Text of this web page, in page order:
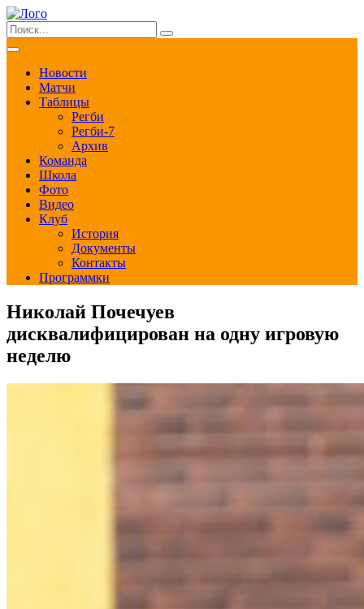
Новости
Матчи
Таблицы
Регби
Регби-7
Архив
Команда
Школа
Фото
Видео
Клуб
История
Документы
Контакты
Программки
Николай Почечуев
дисквалифицирован на одну игровую
неделю